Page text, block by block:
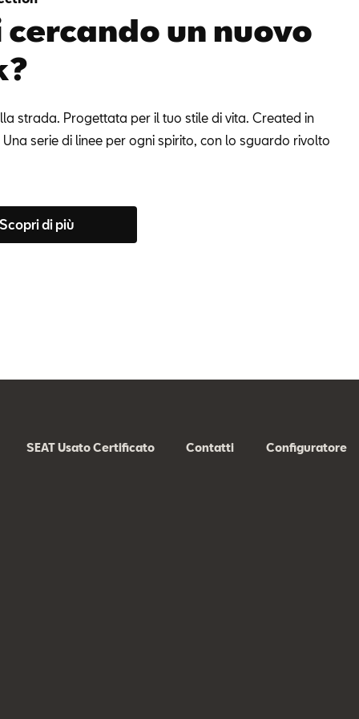
un nuovo
strada. Progettata per il tuo stile di vita. Created in
serie di linee per ogni spirito, con lo sguardo rivolto
Scopri di più
SEAT Usato Certificato Contatti Configuratore